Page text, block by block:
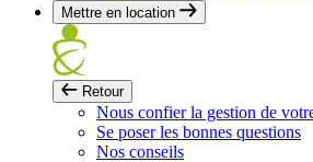
Mettre en location
Retour
Nous confier la gestion de
Se poser les bonnes questions
Nos conseils